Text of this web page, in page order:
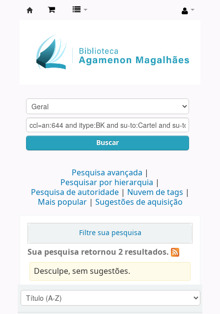
Agamenon
Magalhães
Buscar
Pesquisa avançada
Pesquisar por hierarquia
Pesquisa de autoridade
Nuvem de tags
Mais popular
Sugestões de aquisição
Filtre sua pesquisa
Sua pesquisa retornou 2 resultados.
Desculpe, sem sugestões.